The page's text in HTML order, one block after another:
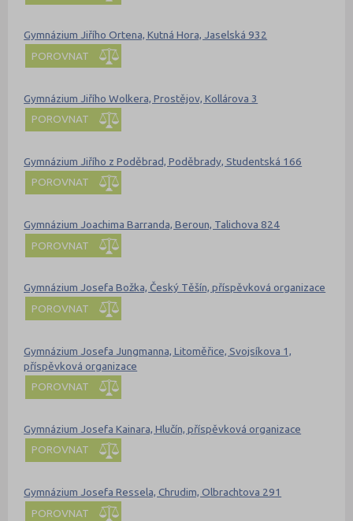
Gymnázium Jiřího Ortena, Kutná Hora, Jaselská 932
POROVNAT
Gymnázium Jiřího Wolkera, Prostějov, Kollárova 3
POROVNAT
Gymnázium Jiřího z Poděbrad, Poděbrady, Studentská 166
POROVNAT
Gymnázium Joachima Barranda, Beroun, Talichova 824
POROVNAT
Gymnázium Josefa Božka, Český Těšín, příspěvková organizace
POROVNAT
Gymnázium Josefa Jungmanna, Litoměřice, Svojsíkova 1,
příspěvková organizace
POROVNAT
Gymnázium Josefa Kainara, Hlučín, příspěvková organizace
POROVNAT
Gymnázium Josefa Ressela, Chrudim, Olbrachtova 291
POROVNAT